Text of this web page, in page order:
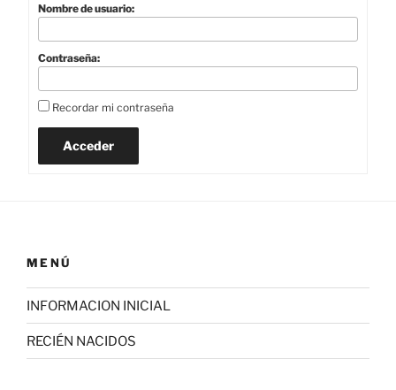
Nombre de usuario:
Contraseña:
Recordar mi contraseña
Acceder
MENÚ
INFORMACION INICIAL
RECIÉN NACIDOS